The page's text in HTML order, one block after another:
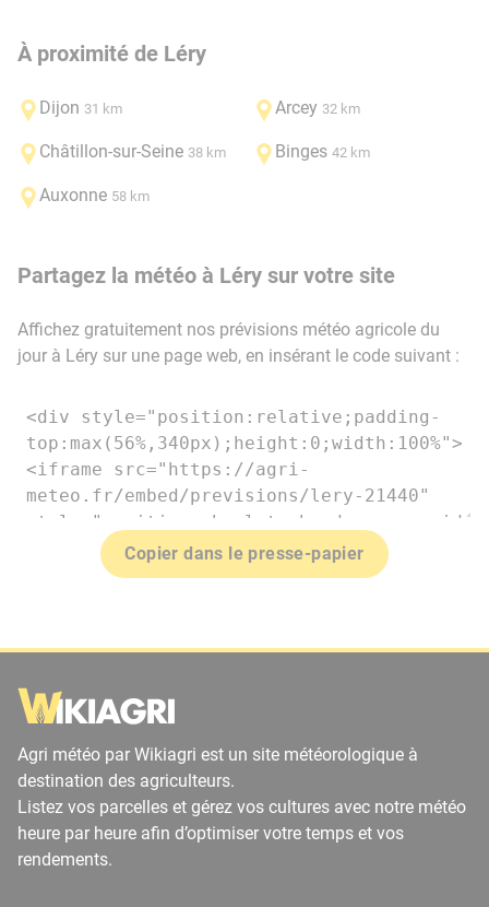
À proximité de Léry
Dijon 31 km Arcey 32 km
Châtillon-sur-Seine 38 km Binges 42 km
Auxonne 58 km
Partagez la météo à Léry sur votre site
Affichez gratuitement nos prévisions météo agricole du
jour à Léry sur une page web, en insérant le code suivant :
Copier dans le presse-papier
Agri météo par Wikiagri est un site météorologique à
destination des agriculteurs.
Listez vos parcelles et gérez vos cultures avec notre météo
heure par heure afin d’optimiser votre temps et vos
rendements.